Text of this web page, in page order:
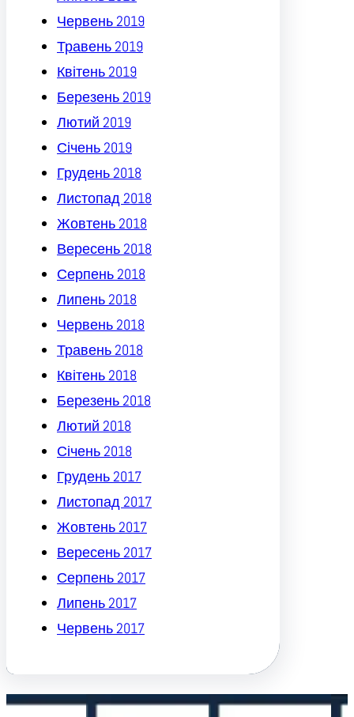
Червень 2019
Травень 2019
Квітень 2019
Березень 2019
Лютий 2019
Січень 2019
Грудень 2018
Листопад 2018
Жовтень 2018
Вересень 2018
Серпень 2018
Липень 2018
Червень 2018
Травень 2018
Квітень 2018
Березень 2018
Лютий 2018
Січень 2018
Грудень 2017
Листопад 2017
Жовтень 2017
Вересень 2017
Серпень 2017
Липень 2017
Червень 2017